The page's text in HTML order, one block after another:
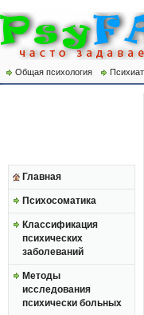
Общая психология
Главная
Психосоматика
Классификация
психических
заболеваний
Методы
исследования
психически больных